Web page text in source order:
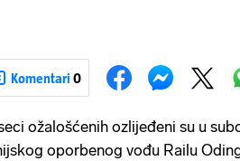
Komentari 0
ožalošćenih ozlijeđeni su u
oporbenog vođu Railu